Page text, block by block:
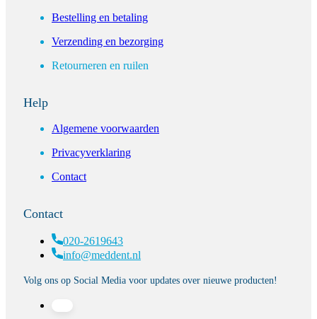
Bestelling en betaling
Verzending en bezorging
Retourneren en ruilen
Help
Algemene voorwaarden
Privacyverklaring
Contact
Contact
020-2619643
info@meddent.nl
Volg ons op Social Media voor updates over nieuwe producten!